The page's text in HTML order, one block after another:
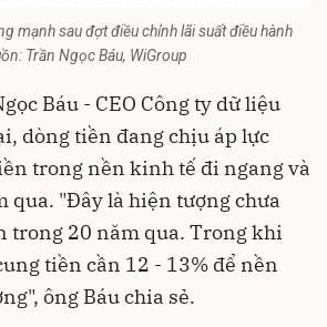
mạnh sau đợt điều chỉnh lãi suất điều hành
Trần Ngọc Báu, WiGroup
Báu - CEO Công ty dữ liệu
dòng tiền đang chịu áp lực
trong nền kinh tế đi ngang và
qua. "Đây là hiện tượng chưa
trong 20 năm qua. Trong khi
tiền cần 12 - 13% để nền
ông Báu chia sẻ.